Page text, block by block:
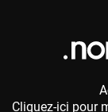
Cliquez-ici pour